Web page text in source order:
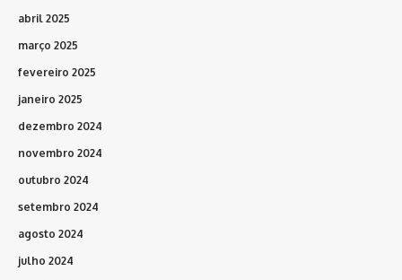
abril 2025
março 2025
fevereiro 2025
janeiro 2025
dezembro 2024
novembro 2024
outubro 2024
setembro 2024
agosto 2024
julho 2024